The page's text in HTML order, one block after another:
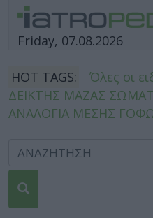
Friday, 07.08.2026
HOT TAGS:
Όλες οι
ΔΕΙΚΤΗΣ ΜΑΖΑΣ
ΑΝΑΛΟΓΙΑ ΜΕΣΗΣ